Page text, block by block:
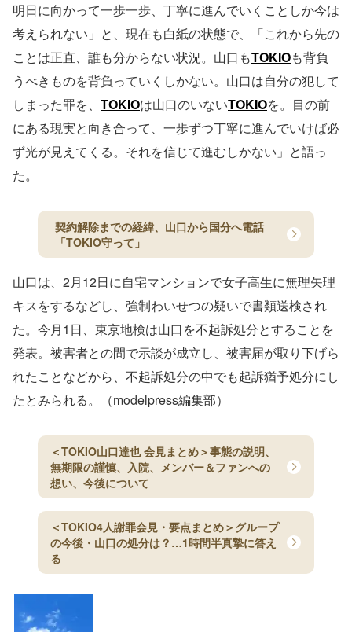
明日に向かって一歩一歩、丁寧に進んでいくことしか今は
考えられない」と、現在も白紙の状態で、「これから先の
ことは正直、誰も分からない状況。山口もTOKIOも背負
うべきものを背負っていくしかない。山口は自分の犯して
しまった罪を、 TOKIOは山口のいないTOKIOを。目の前
にある現実と向き合って、一歩ずつ丁寧に進んでいけば必
ず光が見えてくる。それを信じて進むしかない」と語っ
た。
契約解除までの経緯、山口から国分へ電話
「TOKIO守って」
山口は、2月12日に自宅マンションで女子高生に無理矢理
キスをするなどし、強制わいせつの疑いで書類送検され
た。今月1日、東京地検は山口を不起訴処分とすることを
発表。被害者との間で示談が成立し、被害届が取り下げら
れたことなどから、不起訴処分の中でも起訴猶予処分にし
たとみられる。（modelpress編集部）
＜TOKIO山口達也 会見まとめ＞事態の説明、
無期限の謹慎、入院、メンバー＆ファンへの
想い、今後について
＜TOKIO4人謝罪会見・要点まとめ＞グループ
の今後・山口の処分は？…1時間半真摯に答え
る